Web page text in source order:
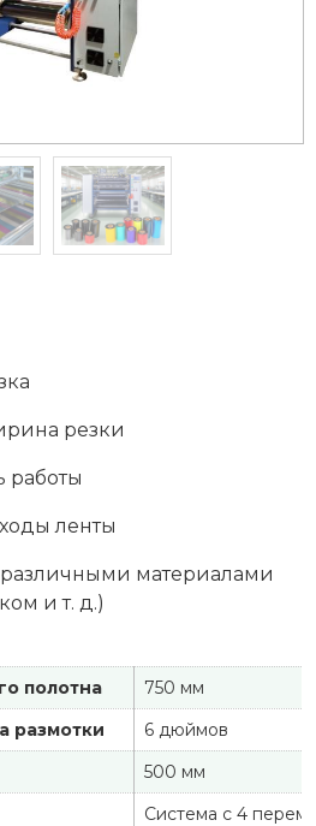
резки
работы
ленты
материалами
и т. д.)
полотна
750 мм
размотки
6 дюймов
500 мм
Система с 4